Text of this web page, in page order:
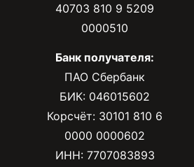
40703 810 9 5209
0000510
Банк получателя:
ПАО Сбербанк
БИК: 046015602
Корсчёт: 30101 810 6
0000 0000602
ИНН: 7707083893